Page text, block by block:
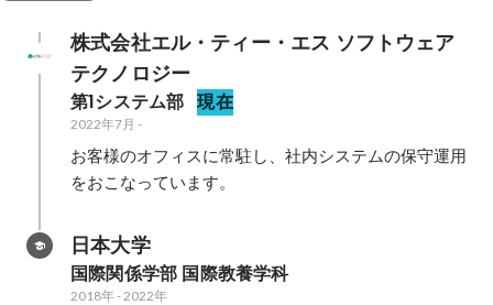
株式会社エル・ティー・エス ソフトウェア
テクノロジー
第1システム部 現在
2022年7月 -
お客様のオフィスに常駐し、社内システムの保守運用
をおこなっています。
日本大学
国際関係学部 国際教養学科
2018年-2022年